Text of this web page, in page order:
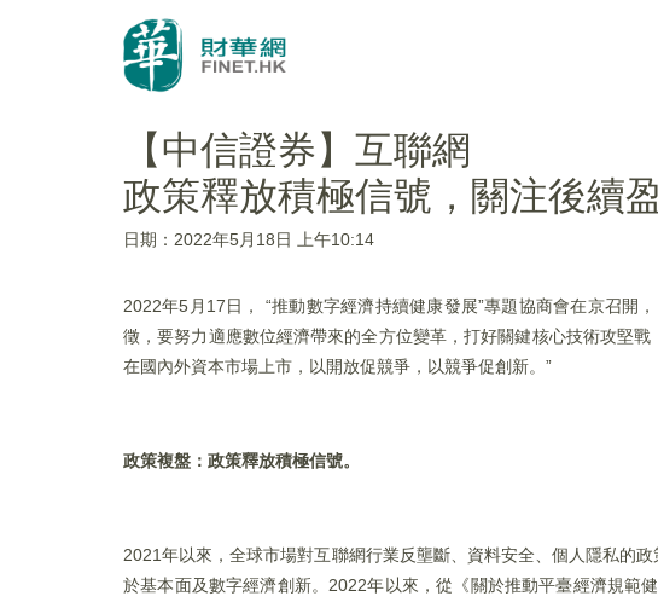
【中信證券】互聯網
政策釋放積極信號，關注後續
日期：2022年5月18日 上午10:14
2022年5月17日， “推動數字經濟持續健康發展”專題協商會在京召開
徵，要努力適應數位經濟帶來的全方位變革，打好關鍵核心技術攻堅
在國內外資本市場上市，以開放促競爭，以競爭促創新。”
政策複盤：政策釋放積極信號。
2021年以來，全球市場對互聯網行業反壟斷、資料安全、個人隱私的
於基本面及數字經濟創新。2022年以來，從《關於推動平臺經濟規範